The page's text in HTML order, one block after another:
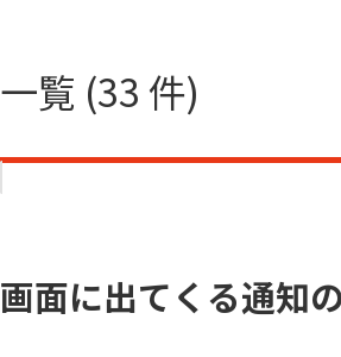
一覧 (33 件)
画面に出てくる通知